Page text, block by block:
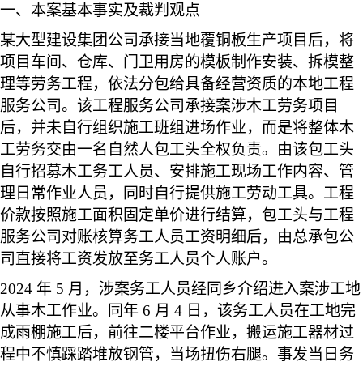
一、本案基本事实及裁判观点
某大型建设集团公司承接当地覆铜板生产项目后，将
项目车间、仓库、门卫用房的模板制作安装、拆模整
理等劳务工程，依法分包给具备经营资质的本地工程
服务公司。该工程服务公司承接案涉木工劳务项目
后，并未自行组织施工班组进场作业，而是将整体木
工劳务交由一名自然人包工头全权负责。由该包工头
自行招募木工务工人员、安排施工现场工作内容、管
理日常作业人员，同时自行提供施工劳动工具。工程
价款按照施工面积固定单价进行结算，包工头与工程
服务公司对账核算务工人员工资明细后，由总承包公
司直接将工资发放至务工人员个人账户。
2024 年 5 月，涉案务工人员经同乡介绍进入案涉工地
从事木工作业。同年 6 月 4 日，该务工人员在工地完
成雨棚施工后，前往二楼平台作业，搬运施工器材过
程中不慎踩踏堆放钢管，当场扭伤右腿。事发当日务